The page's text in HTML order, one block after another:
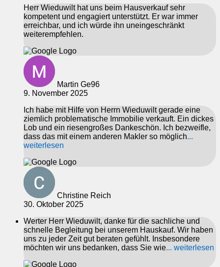
Herr Wieduwilt hat uns beim Hausverkauf sehr
kompetent und engagiert unterstützt. Er war immer
erreichbar, und ich würde ihn uneingeschränkt
weiterempfehlen.
Martin Ge96
9. November 2025
Ich habe mit Hilfe von Herrn Wieduwilt gerade eine
ziemlich problematische Immobilie verkauft. Ein dickes
Lob und ein riesengroßes Dankeschön. Ich bezweifle,
dass das mit einem anderen Makler so möglich...
weiterlesen
Christine Reich
30. Oktober 2025
Werter Herr Wieduwilt, danke für die sachliche und
schnelle Begleitung bei unserem Hauskauf. Wir haben
uns zu jeder Zeit gut beraten gefühlt. Insbesondere
möchten wir uns bedanken, dass Sie wie... weiterlesen